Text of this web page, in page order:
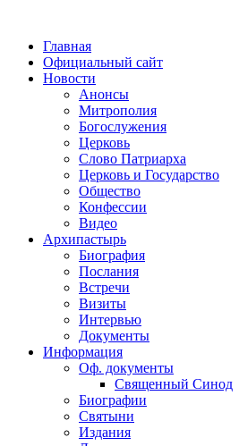
Главная
Официальный сайт
Новости
Анонсы
Митрополия
Богослужения
Церковь
Слово Патриарха
Церковь и Государство
Общество
Конфессии
Видео
Архипастырь
Биография
Послания
Встречи
Визиты
Интервью
Документы
Информация
Оф. документы
Священный Синод
Биографии
Святыни
Издания